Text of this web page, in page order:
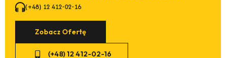
(+48) 12 412-02-16
Zobacz Ofertę
(+48) 12 412-02-16